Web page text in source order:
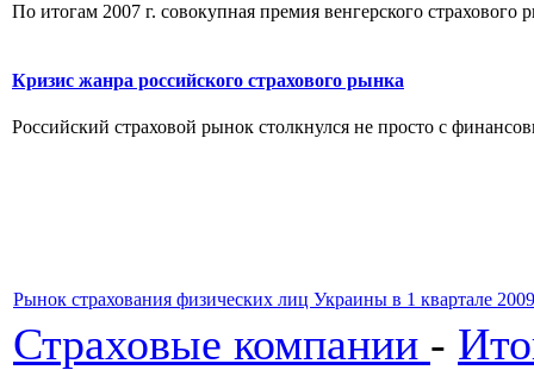
По итогам 2007 г. совокупная премия венгерского
Кризис жанра российского страхового рынка
Российский страховой рынок столкнулся не просто с
Рынок страхования физических лиц Украины в 1 квартале
Страховые компании -